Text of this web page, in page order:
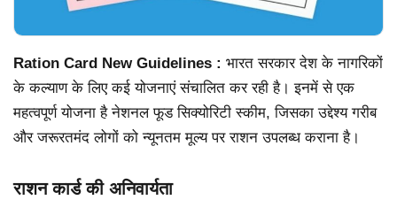
Ration Card New Guidelines : भारत सरकार देश के नागरिकों
के कल्याण के लिए कई योजनाएं संचालित कर रही है। इनमें से एक
महत्वपूर्ण योजना है नेशनल फूड सिक्योरिटी स्कीम, जिसका उद्देश्य गरीब
और जरूरतमंद लोगों को न्यूनतम मूल्य पर राशन उपलब्ध कराना है।
राशन कार्ड की अनिवार्यता